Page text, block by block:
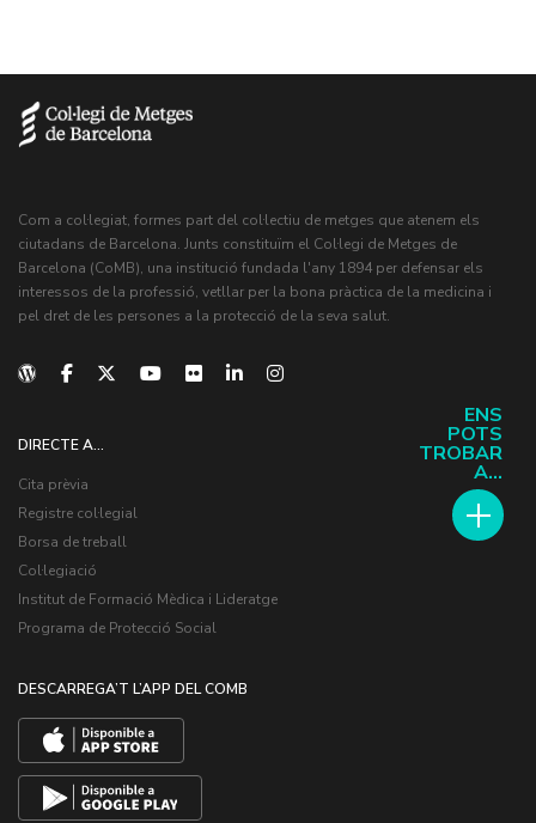
ENS
POTS
TROBAR
A...
Com a col·legiat, formes part del col·lectiu de metges que atenem els
ciutadans de Barcelona. Junts constituïm el Col·legi de Metges de
Barcelona (CoMB), una institució fundada l'any 1894 per defensar els
interessos de la professió, vetllar per la bona pràctica de la medicina i
pel dret de les persones a la protecció de la seva salut.
DIRECTE A...
Cita prèvia
Registre col·legial
Borsa de treball
Col·legiació
Institut de Formació Mèdica i Lideratge
Programa de Protecció Social
DESCARREGA’T L’APP DEL COMB